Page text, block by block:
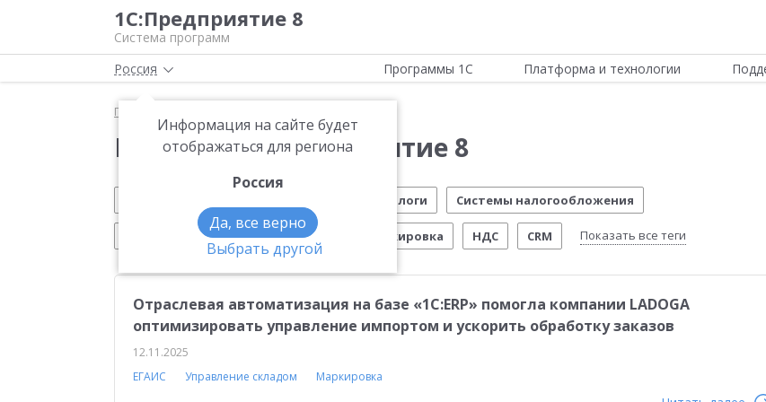
1С:Предприятие 8
Система программ
Россия
Информация на сайте будет
отображаться для региона
Россия
Да, все верно
Выбрать другой
Программы 1С Платформа и технологии
Главная
Новости 1С:Предприятие 8
Налоги Системы налогообложения
Электронный документооборот Маркировка НДС CRM
Вебинар 1С
Показать все теги
Управление производством ИТС Отчетность по МСФО Новости Платформы
Платформа 1С:Предприятие 8 ЕГАИС Система управления предприятием Управление складом
Воинский учет Работа с клиентами
Отраслевая автоматизация на базе «1С:ERP» помогла компании LADOGA
оптимизировать управление импортом и ускорить обработку заказов
12.11.2025
ЕГАИС
Управление складом Маркировка